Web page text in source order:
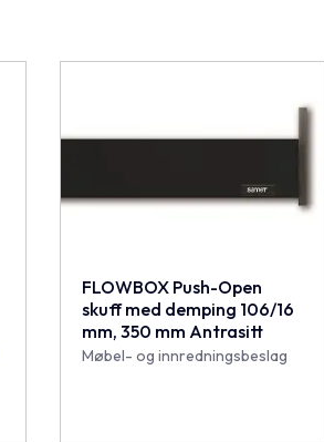
FLOWBOX Push-Open
skuff med demping 106/16
mm, 350 mm Antrasitt
Møbel- og innredningsbeslag